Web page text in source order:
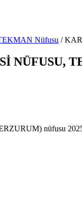
Nüfusu /
NÜFUSU,
nüfusu 2025